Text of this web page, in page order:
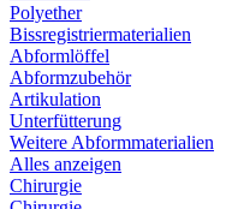
Polyether
Bissregistriermaterialien
Abformlöffel
Abformzubehör
Artikulation
Unterfütterung
Weitere Abformmaterialien
Alles anzeigen
Chirurgie